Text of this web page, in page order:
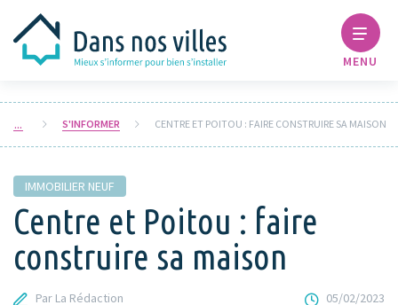
MENU
S'INFORMER CENTRE ET POITOU : FAIRE CONSTRUIRE SA MAISON
IMMOBILIER NEUF
Centre et Poitou : faire
construire sa maison
Par La Rédaction 05/02/2023